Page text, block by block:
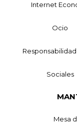
Internet
Ocio
Sociales
Mesa